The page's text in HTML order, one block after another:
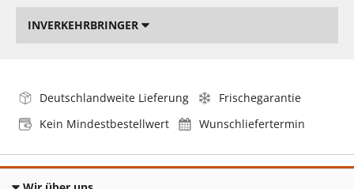
INVERKEHRBRINGER
Deutschlandweite Lieferung
Frischegarantie
Kein Mindestbestellwert
Wunschliefertermin